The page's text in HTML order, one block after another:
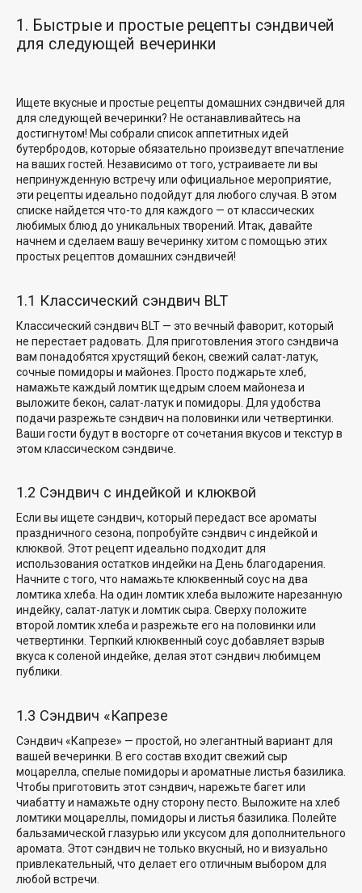
1. Быстрые и простые рецепты сэндвичей
для следующей вечеринки
Ищете вкусные и простые рецепты домашних сэндвичей для
для следующей вечеринки? Не останавливайтесь на
достигнутом! Мы собрали список аппетитных идей
бутербродов, которые обязательно произведут впечатление
на ваших гостей. Независимо от того, устраиваете ли вы
непринужденную встречу или официальное мероприятие,
эти рецепты идеально подойдут для любого случая. В этом
списке найдется что-то для каждого — от классических
любимых блюд до уникальных творений. Итак, давайте
начнем и сделаем вашу вечеринку хитом с помощью этих
простых рецептов домашних сэндвичей!
1.1 Классический сэндвич BLT
Классический сэндвич BLT — это вечный фаворит, который
не перестает радовать. Для приготовления этого сэндвича
вам понадобятся хрустящий бекон, свежий салат-латук,
сочные помидоры и майонез. Просто поджарьте хлеб,
намажьте каждый ломтик щедрым слоем майонеза и
выложите бекон, салат-латук и помидоры. Для удобства
подачи разрежьте сэндвич на половинки или четвертинки.
Ваши гости будут в восторге от сочетания вкусов и текстур в
этом классическом сэндвиче.
1.2 Сэндвич с индейкой и клюквой
Если вы ищете сэндвич, который передаст все ароматы
праздничного сезона, попробуйте сэндвич с индейкой и
клюквой. Этот рецепт идеально подходит для
использования остатков индейки на День благодарения.
Начните с того, что намажьте клюквенный соус на два
ломтика хлеба. На один ломтик хлеба выложите нарезанную
индейку, салат-латук и ломтик сыра. Сверху положите
второй ломтик хлеба и разрежьте его на половинки или
четвертинки. Терпкий клюквенный соус добавляет взрыв
вкуса к соленой индейке, делая этот сэндвич любимцем
публики.
1.3 Сэндвич «Капрезе
Сэндвич «Капрезе» — простой, но элегантный вариант для
вашей вечеринки. В его состав входитсвежий сыр
моцарелла, спелые помидоры и ароматные листья базилика.
Чтобы приготовить этот сэндвич, нарежьте багет или
чиабатту и намажьте одну сторону песто. Выложите на хлеб
ломтики моцареллы, помидоры и листья базилика. Полейте
бальзамической глазурью или уксусом для дополнительного
аромата. Этот сэндвич не только вкусный, но и визуально
привлекательный, что делает его отличным выбором для
любой встречи.